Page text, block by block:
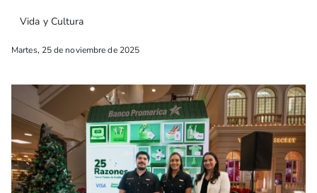
Vida y Cultura
Martes, 25 de noviembre de 2025